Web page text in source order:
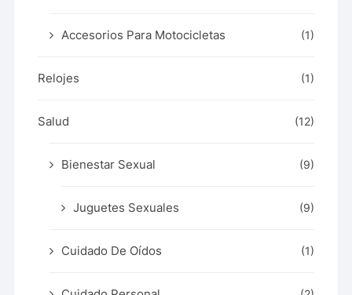
Accesorios Para Motocicletas (1)
Relojes (1)
Salud (12)
Bienestar Sexual (9)
Juguetes Sexuales (9)
Cuidado De Oídos (1)